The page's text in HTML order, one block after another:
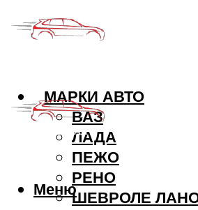
МАРКИ АВТО
ВАЗ
ЛАДА
ПЕЖО
РЕНО
ШЕВРОЛЕ
Меню